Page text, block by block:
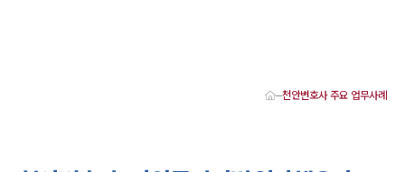
천안변호사 주요 업무사례